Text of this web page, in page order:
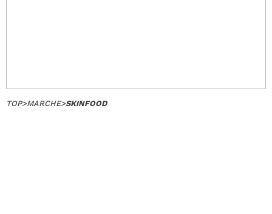
TOP>MARCHE>SKINFOOD